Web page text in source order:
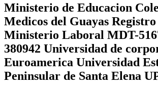
Ministerio de Educacion
Medicos del Guayas
Ministerio Laboral MDT-
380942 Universidad de
Euroamerica Universidad
Peninsular de Santa Elena